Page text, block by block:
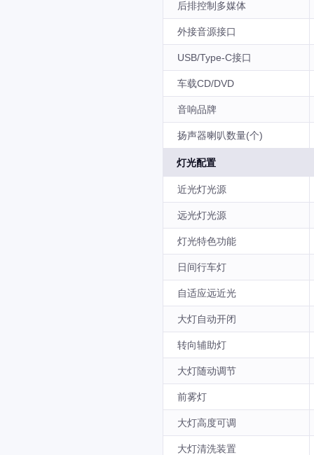
后排控制多媒体
外接音源接口
USB/Type-C接口
车载CD/DVD
音响品牌
扬声器喇叭数量(个)
灯光配置
近光灯光源
远光灯光源
灯光特色功能
日间行车灯
自适应远近光
大灯自动开闭
转向辅助灯
大灯随动调节
前雾灯
大灯高度可调
大灯清洗装置